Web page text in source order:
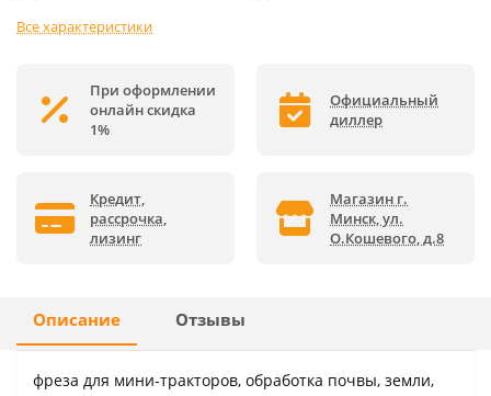
Все характеристики
При оформлении
онлайн скидка
1%
Официальный
диллер
Кредит,
рассрочка,
лизинг
Магазин г.
Минск, ул.
О.Кошевого, д.8
Описание Отзывы
фреза для мини-тракторов, обработка почвы, земли,